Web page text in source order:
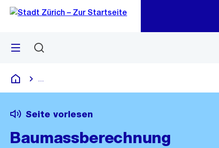
Navigation
Sprunglink
Menü
Deutsch
Seite vorlesen
Baumassberechnung